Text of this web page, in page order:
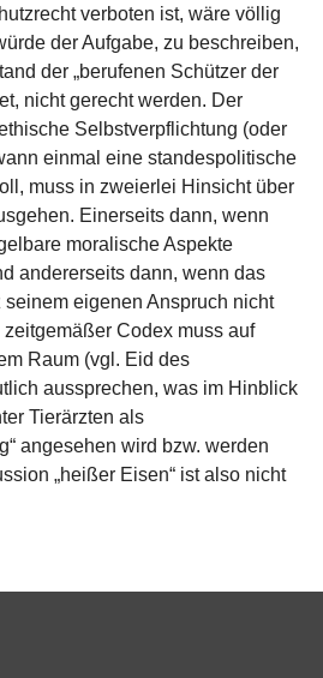
verboten ist, wäre völlig
der Aufgabe, zu beschreiben,
der „berufenen Schützer der
nicht gerecht werden. Der
Selbstverpflichtung (oder
einmal eine standespolitische
muss in zweierlei Hinsicht über
Einerseits dann, wenn
moralische Aspekte
andererseits dann, wenn das
seinem eigenen Anspruch nicht
Codex muss auf
Raum (vgl. Eid des
aussprechen, was im Hinblick
Tierärzten als
angesehen wird bzw. werden
„heißer Eisen“ ist also nicht